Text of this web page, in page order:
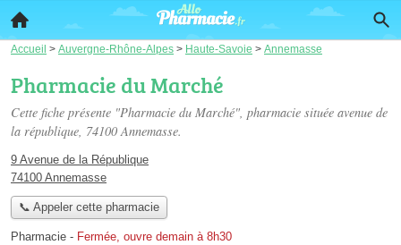
Accueil > Auvergne-Rhône-Alpes > Haute-Savoie > Annemasse
Pharmacie du Marché
Cette fiche présente "Pharmacie du Marché", pharmacie située avenue de
la république, 74100 Annemasse.
9 Avenue de la République
74100 Annemasse
📞 Appeler cette pharmacie
Pharmacie - Fermée, ouvre demain à 8h30